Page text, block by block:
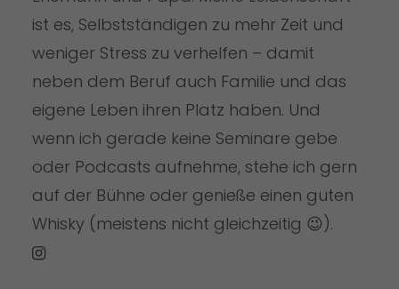
ist es, Selbstständigen zu mehr Zeit und
weniger Stress zu verhelfen – damit
neben dem Beruf auch Familie und das
eigene Leben ihren Platz haben. Und
wenn ich gerade keine Seminare gebe
oder Podcasts aufnehme, stehe ich gern
auf der Bühne oder genieße einen guten
Whisky (meistens nicht gleichzeitig 😉).